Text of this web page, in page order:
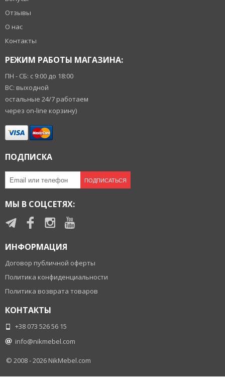
Отзывы
О нас
Контакты
РЕЖИМ РАБОТЫ МАГАЗИНА:
ПН - СБ: с 9:00 до 18:00
ВС: выходной
остальные 24/7 работаем
через on-line корзину)
ПОДПИСКА
ПОДПИСАТЬСЯ
МЫ В СОЦСЕТЯХ:
ИНФОРМАЦИЯ
Договор публичной оферты
Политика конфиденциальности
Политика возврата товаров
КОНТАКТЫ
+38 073 526 56 15
info@nikmebel.com
© 2008 - 2026 NikMebel.com